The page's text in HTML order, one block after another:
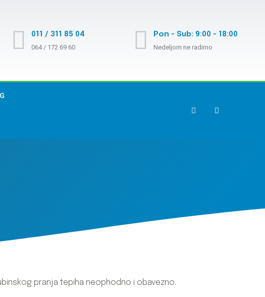
011 / 311 85 04
064 / 172 69 60
Pon - Sub: 9:00 - 18:00
Nedeljom ne radimo
pranja tepiha neophodno i obavezno.